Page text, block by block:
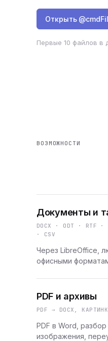
Открыть
Первые 10 файлов в
ВОЗМОЖНОСТИ
Документы и
DOCX · ODT · RTF
· CSV
Через LibreOffice,
офисными
PDF и архивы
PDF → DOCX,
PDF в Word,
изображения,